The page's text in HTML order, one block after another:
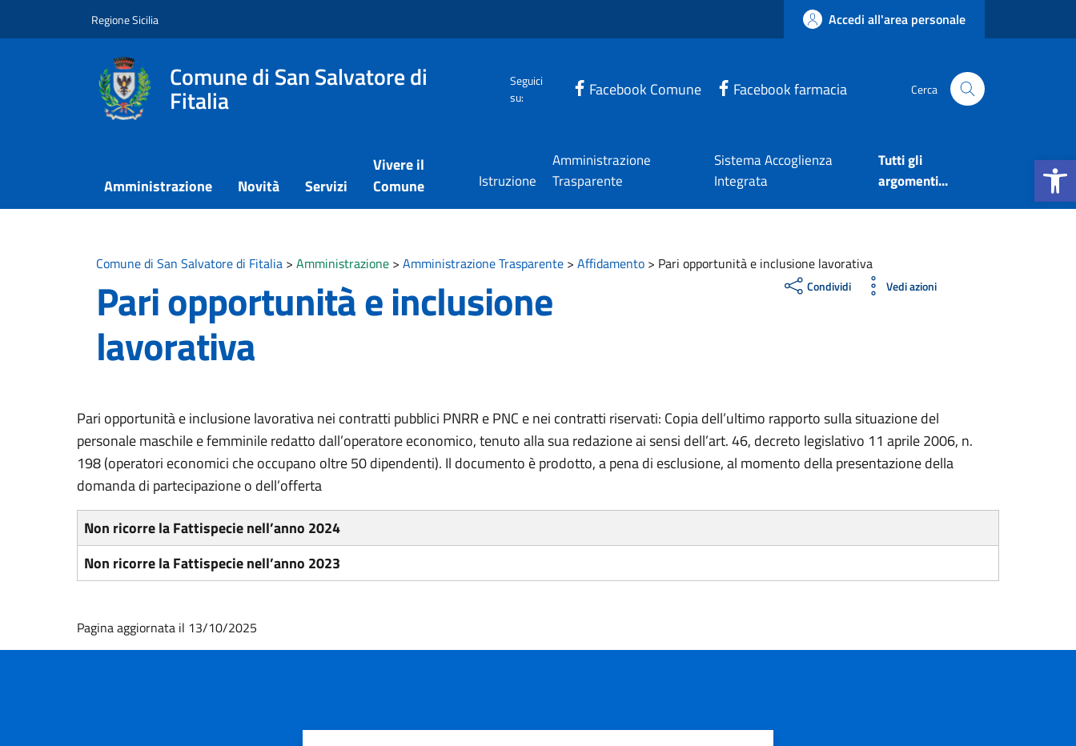
Apri la
Regione Sicilia Accedi all'area personale
Comune di San Salvatore di
Fitalia
Seguici
su:
Facebook Comune Facebook farmacia Cerca
Amministrazione Novità Servizi
Vivere il
Comune
Istruzione
Amministrazione
Trasparente
Sistema Accoglienza
Integrata
Tutti gli
argomenti...
Comune di San Salvatore di Fitalia > Amministrazione > Amministrazione Trasparente > Affidamento > Pari opportunità e inclusione lavorativa
Pari opportunità e inclusione
lavorativa
Condividi Vedi azioni
Pari opportunità e inclusione lavorativa nei contratti pubblici PNRR e PNC e nei contratti riservati: Copia dell’ultimo rapporto sulla situazione del
personale maschile e femminile redatto dall’operatore economico, tenuto alla sua redazione ai sensi dell’art. 46, decreto legislativo 11 aprile 2006, n.
198 (operatori economici che occupano oltre 50 dipendenti). Il documento è prodotto, a pena di esclusione, al momento della presentazione della
domanda di partecipazione o dell’offerta
Non ricorre la Fattispecie nell’anno 2024
Non ricorre la Fattispecie nell’anno 2023
Pagina aggiornata il 13/10/2025